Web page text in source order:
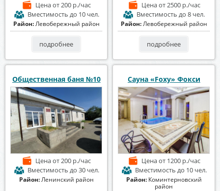
Ценаот 200 р./час
Вместимость до 10 чел.
Район:Левобережный район
подробнее
Ценаот 2500 р./час
Вместимость до 8 чел.
Район:Левобережный район
подробнее
Общественная баня №10
Ценаот 200 р./час
Вместимость до 30 чел.
Район:Ленинский район
Сауна «Foxy» Фокси
Ценаот 1200 р./час
Вместимость до 10 чел.
Район: Коминтерновский
район